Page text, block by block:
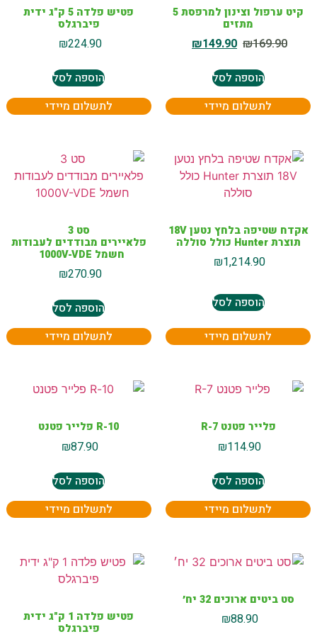
קיט ערפול וצינון למרפסת 5
מתזים
₪169.90
₪149.90
הוספה לסל
לתשלום מיידי
פטיש פלדה 5 ק"ג ידית
פיברגלס
₪224.90
הוספה לסל
לתשלום מיידי
אקדח שטיפה בלחץ נטען 18V
תוצרת Hunter כולל סוללה
₪1,214.90
הוספה לסל
לתשלום מיידי
סט 3
פלאיירים מבודדים לעבודות
חשמל 1000V-VDE
₪270.90
הוספה לסל
לתשלום מיידי
פלייר פטנט R-7
₪114.90
הוספה לסל
לתשלום מיידי
10-R פלייר פטנט
₪87.90
הוספה לסל
לתשלום מיידי
סט ביטים ארוכים 32 יח׳
₪88.90
פטיש פלדה 1 ק"ג ידית
פיברגלס